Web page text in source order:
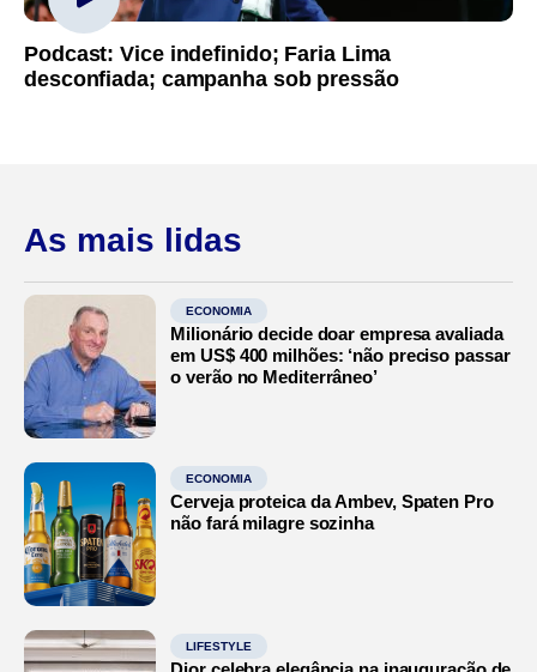
Podcast: Vice indefinido; Faria Lima
desconfiada; campanha sob pressão
As mais lidas
ECONOMIA
Milionário decide doar empresa avaliada
em US$ 400 milhões: ‘não preciso passar
o verão no Mediterrâneo’
ECONOMIA
Cerveja proteica da Ambev, Spaten Pro
não fará milagre sozinha
LIFESTYLE